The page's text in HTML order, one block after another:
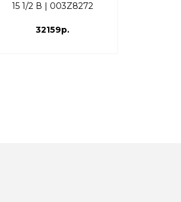
15 1/2 В | 003Z8272
32159р.